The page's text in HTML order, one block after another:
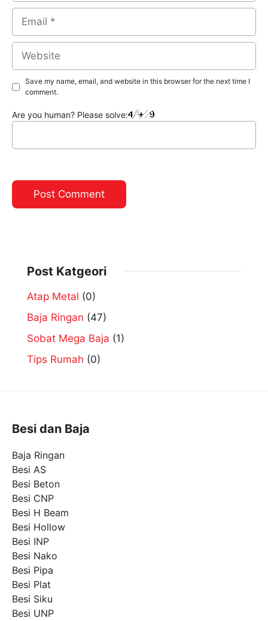
Email
Website
Save my name, email, and website in this browser for the next time I
comment.
Are you human? Please solve:
Post Katgeori
Atap Metal (0)
Baja Ringan (47)
Sobat Mega Baja (1)
Tips Rumah (0)
Besi dan Baja
Baja Ringan
Besi AS
Besi Beton
Besi CNP
Besi H Beam
Besi Hollow
Besi INP
Besi Nako
Besi Pipa
Besi Plat
Besi Siku
Besi UNP